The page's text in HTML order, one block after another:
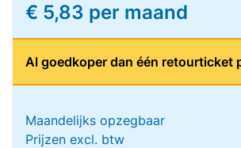
€ 5,83 per maand
Al goedkoper dan één retourticket
Maandelijks opzegbaar
Prijzen excl. btw